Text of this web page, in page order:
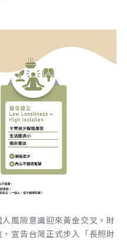
風險意識迎來黃金交叉。財
宣告台灣正式步入「長照財